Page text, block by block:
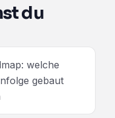
du
welche
gebaut